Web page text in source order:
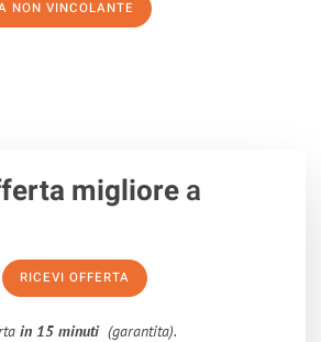
NON VINCOLANTE
migliorea
RICEVI OFFERTA
in 15 minuti (garantita).